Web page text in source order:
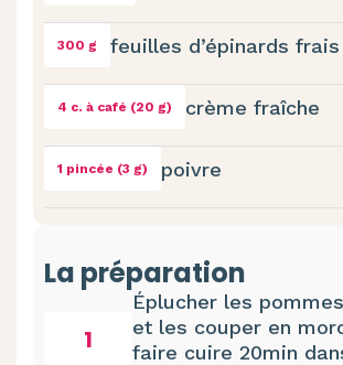
300 g feuilles d’épinards frais
4 c. à café (20 g) crème fraîche
1 pincée (3 g) poivre
La préparation
1
Éplucher les
et les couper en
faire cuire 20min